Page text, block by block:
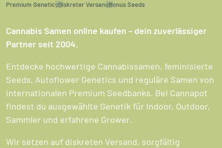
Premium GeneticsDiskreter VersandBonus Seeds
Cannabis Samen online kaufen – dein zuverlässiger
Partner seit 2004.
Entdecke hochwertige Cannabissamen, feminisierte
Seeds, Autoflower Genetics und reguläre Samen von
internationalen Premium Seedbanks. Bei Cannapot
findest du ausgewählte Genetik für Indoor, Outdoor,
Sammler und erfahrene Grower.
Wir setzen auf diskreten Versand, sorgfältig